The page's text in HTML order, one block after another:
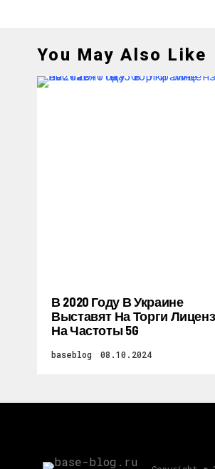
You May Also Like
В 2020 Году В Украине
Выставят На Торги
На Частоты 5G
baseblog 08.10.2024